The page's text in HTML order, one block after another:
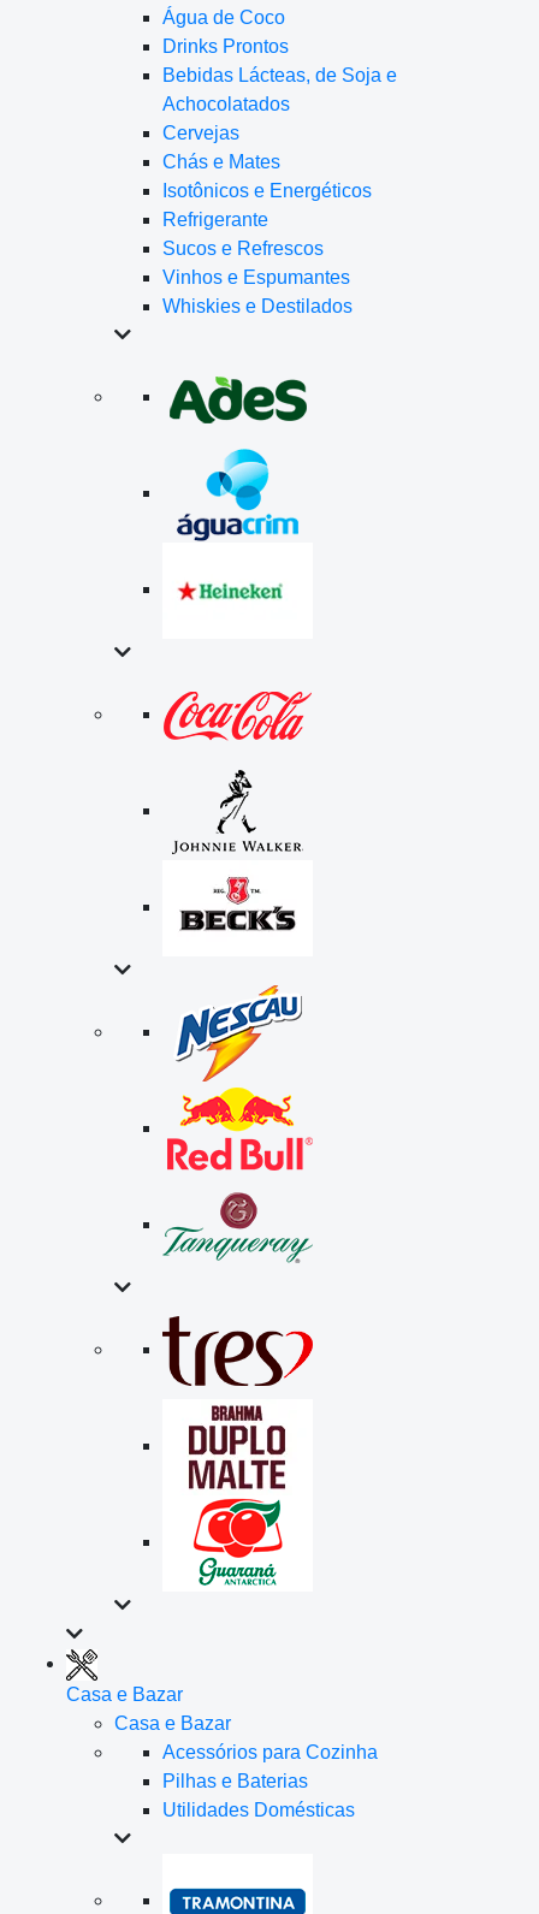
Água de Coco
Drinks Prontos
Bebidas Lácteas, de Soja e
Achocolatados
Cervejas
Chás e Mates
Isotônicos e Energéticos
Refrigerante
Sucos e Refrescos
Vinhos e Espumantes
Whiskies e Destilados
Casa e Bazar
Casa e Bazar
Acessórios para Cozinha
Pilhas e Baterias
Utilidades Domésticas